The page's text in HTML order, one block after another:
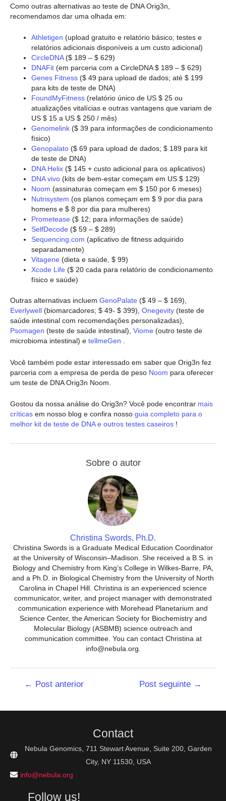
Como outras alternativas ao teste de DNA Orig3n,
recomendamos dar uma olhada em:
Athletigen (upload gratuito e relatório básico; testes e
relatórios adicionais disponíveis a um custo adicional)
CircleDNA($ 189 – $ 629)
DNAFit (em parceria com a CircleDNA $ 189 – $ 629)
Genes Fitness ($ 49 para upload de dados; até $ 199
para kits de teste de DNA)
FoundMyFitness (relatório único de US $ 25 ou
atualizações vitalícias e outras vantagens que variam de
US $ 15 a US $ 250 / mês)
Genomelink ($ 39 para informações de condicionamento
físico)
Genopalato ($ 69 para upload de dados; $ 189 para kit
de teste de DNA)
DNA Helix ($ 145 + custo adicional para os aplicativos)
DNA vivo (kits de bem-estar começam em US $ 129)
Noom (assinaturas começam em $ 150 por 6 meses)
Nutrisystem (os planos começam em $ 9 por dia para
homens e $ 8 por dia para mulheres)
Prometease ($ 12; para informações de saúde)
SelfDecode ($ 59 – $ 289)
Sequencing.com (aplicativo de fitness adquirido
separadamente)
Vitagene (dieta e saúde, $ 99)
Xcode Life ($ 20 cada para relatório de condicionamento
físico e saúde)
Outras alternativas incluem GenoPalate ($ 49 – $ 169),
Everlywell (biomarcadores; $ 49- $ 399), Onegevity (teste de
saúde intestinal com recomendações personalizadas),
Psomagen (teste de saúde intestinal), Viome (outro teste de
microbioma intestinal) e tellmeGen
Você também pode estar interessado em saber que Orig3n fez
parceria com a empresa de perda de peso Noom para oferecer
um teste de DNA Orig3n Noom.
Gostou da nossa análise do Orig3n? Você pode encontrar mais
críticas em nosso blog e confira nosso guia completo para o
melhor kit de teste de DNA e outros testes caseiros !
Sobre o autor
Christina Swords, Ph.D.
Christina Swords is a Graduate Medical Education Coordinator
at the University of Wisconsin–Madison. She received a B.S. in
Biology and Chemistry from King’s College in Wilkes-Barre, PA,
and a Ph.D. in Biological Chemistry from the University of North
Carolina in Chapel Hill. Christina is an experienced science
communicator, writer, and project manager with demonstrated
communication experience with Morehead Planetarium and
Science Center, the American Society for Biochemistry and
Molecular Biology (ASBMB) science outreach and
communication committee. You can contact Christina at
info@nebula.org.
Navegação
← Post anterior Post seguinte →
Contact
Nebula Genomics, 711 Stewart Avenue, Suite 200, Garden
City, NY 11530, USA
info@nebula.org
Follow us!